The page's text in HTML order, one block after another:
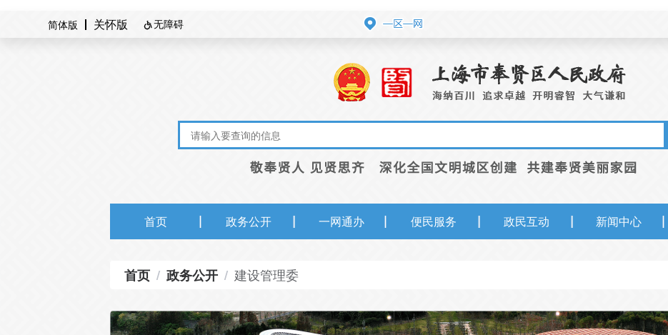
简体版 关怀版 无障碍
首页 政务公开 一网通办 便民服务 政民互动 新闻中心
首页 / 政务公开 / 建设管理委